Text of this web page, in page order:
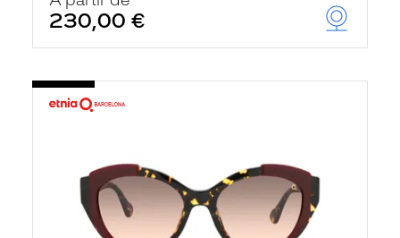
230,00 €